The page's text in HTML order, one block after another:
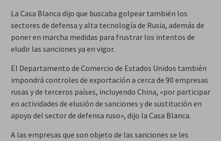
La Casa Blanca dijo que buscaba golpear también los
sectores de defensa y alta tecnología de Rusia, además de
poner en marcha medidas para frustrar los intentos de
eludir las sanciones ya en vigor.
El Departamento de Comercio de Estados Unidos también
impondrá controles de exportación a cerca de 90 empresas
rusas y de terceros países, incluyendo China, «por participar
en actividades de elusión de sanciones y de sustitución en
apoyo del sector de defensa ruso», dijo la Casa Blanca.
A las empresas que son objeto de las sanciones se les